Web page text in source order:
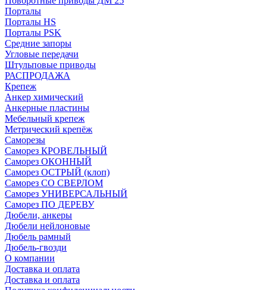
Порталы
Порталы HS
Порталы PSK
Средние запоры
Угловые передачи
Штульповые приводы
РАСПРОДАЖА
Крепеж
Анкер химический
Анкерные пластины
Мебельный крепеж
Метрический крепёж
Саморезы
Саморез КРОВЕЛЬНЫЙ
Саморез ОКОННЫЙ
Саморез ОСТРЫЙ (клоп)
Саморез СО СВЕРЛОМ
Саморез УНИВЕРСАЛЬНЫЙ
Саморез ПО ДЕРЕВУ
Дюбели, анкеры
Дюбели нейлоновые
Дюбель рамный
Дюбель-гвозди
О компании
Доставка и оплата
Доставка и оплата